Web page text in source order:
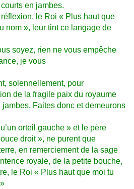
en jambes.
le Roi « Plus haut que
nom », leur tint ce langage de
soyez, rien ne vous empêche
je vous
solennellement, pour
de la fragile paix du royaume
Faites donc et demeurons
orteil gauche » et le père
droit », ne purent que
en remerciement de la sage
royale, de la petite bouche,
le Roi « Plus haut que moi tu